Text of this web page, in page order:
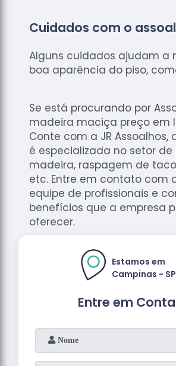
Cuidados com o
Alguns cuidados ajudam a
boa aparência do piso,
Se está procurando por
madeira maciça preço em
Conte com a JR Assoalhos,
é especializada no setor de
madeira, raspagem de
etc. Entre em contato com
equipe de profissionais e
benefícios que a empresa
oferecer.
Entre em
Estamos em
Campinas - SP